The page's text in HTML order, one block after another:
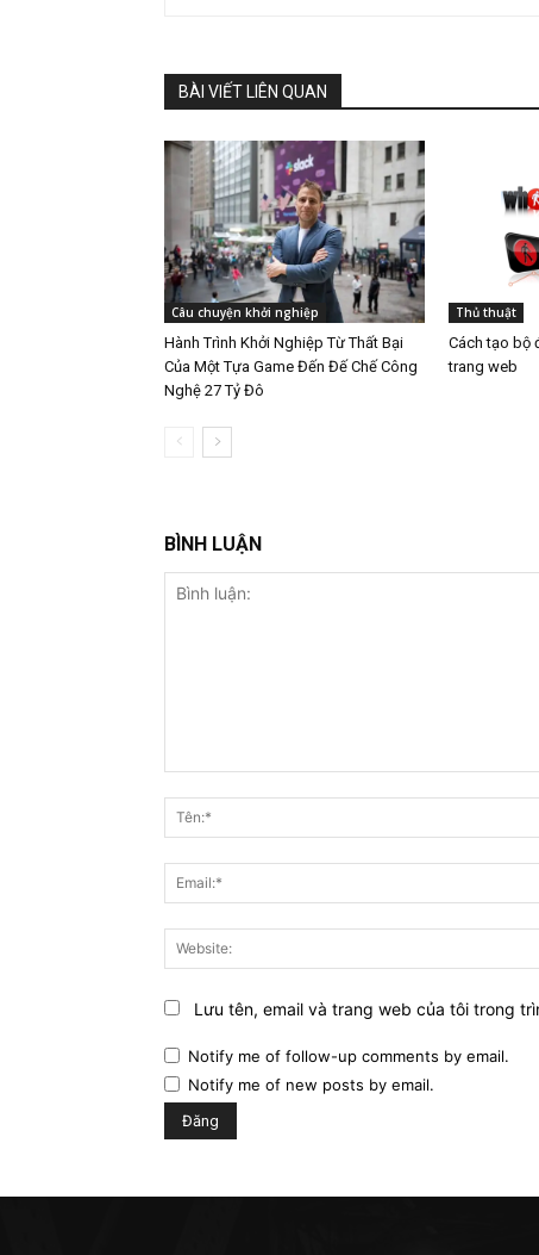
BÀI VIẾT LIÊN QUAN
Câu chuyện khởi nghiệp
Hành Trình Khởi Nghiệp Từ Thất Bại
Của Một Tựa Game Đến Đế Chế Công
Nghệ 27 Tỷ Đô
Thủ thuật
Cách tạo bộ
trang web
BÌNH LUẬN
luận:
Lưu tên, email và trang web của tôi trong
Notify me of follow-up comments by email.
Notify me of new posts by email.